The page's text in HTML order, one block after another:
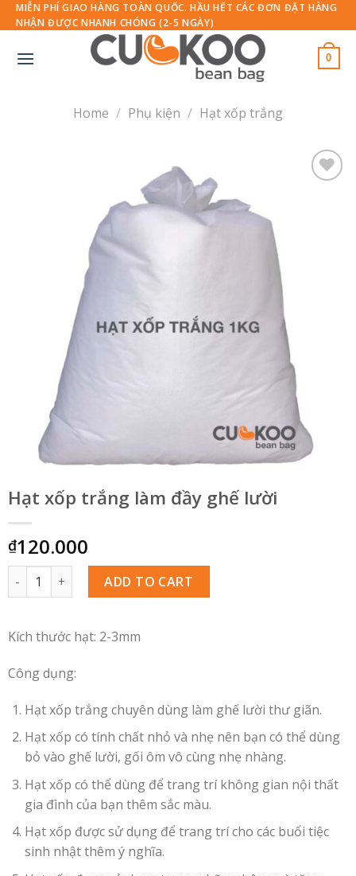
Skip
to
MIỄN PHÍ GIAO HÀNG TOÀN QUỐC. HẦU HẾT CÁC ĐƠN ĐẶT HÀNG
NHẬN ĐƯỢC NHANH CHÓNG (2-5 NGÀY)
0
Home / Phụ kiện / Hạt xốp trắng
Hạt xốp trắng làm đầy ghế lười
₫120.000
Quantity ADD TO CART
Kích thước hạt: 2-3mm
Công dụng:
Hạt xốp trắng chuyên dùng làm ghế lười thư giãn.
Hạt xốp có tính chất nhỏ và nhẹ nên bạn có thể dùng
bỏ vào ghế lười, gối ôm vô cùng nhẹ nhàng.
Hạt xốp có thể dùng để trang trí không gian nội thất
gia đình của bạn thêm sắc màu.
Hạt xốp được sử dụng để trang trí cho các buổi tiệc
sinh nhật thêm ý nghĩa.